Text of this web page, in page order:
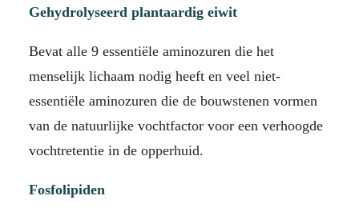
Gehydrolyseerd plantaardig eiwit
Bevat alle 9 essentiële aminozuren die het
menselijk lichaam nodig heeft en veel niet-
essentiële aminozuren die de bouwstenen vormen
van de natuurlijke vochtfactor voor een verhoogde
vochtretentie in de opperhuid.
Fosfolipiden